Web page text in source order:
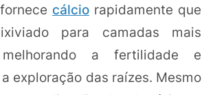
cálcio rapidamente que
para camadas mais
melhorando a fertilidade e
exploração das raízes. Mesmo